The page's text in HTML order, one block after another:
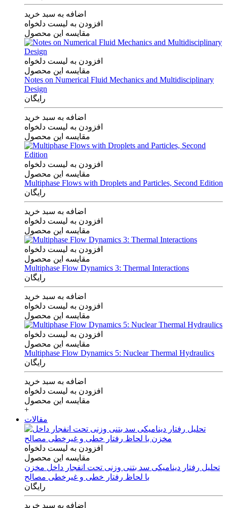
اضافه به سبد خرید
افزودن به لیست دلخواه
مقایسه این محصول
افزودن به لیست دلخواه
مقایسه این محصول
Notes on Numerical Fluid Mechanics and Multidisciplinary
Design
رایگان
اضافه به سبد خرید
افزودن به لیست دلخواه
مقایسه این محصول
افزودن به لیست دلخواه
مقایسه این محصول
Multiphase Flows with Droplets and Particles, Second Edition
رایگان
اضافه به سبد خرید
افزودن به لیست دلخواه
مقایسه این محصول
افزودن به لیست دلخواه
مقایسه این محصول
Multiphase Flow Dynamics 3: Thermal Interactions
رایگان
اضافه به سبد خرید
افزودن به لیست دلخواه
مقایسه این محصول
افزودن به لیست دلخواه
مقایسه این محصول
Multiphase Flow Dynamics 5: Nuclear Thermal Hydraulics
رایگان
اضافه به سبد خرید
افزودن به لیست دلخواه
مقایسه این محصول
+
مقالات
افزودن به لیست دلخواه
مقایسه این محصول
تحلیل رفتار دینامیکی سد بتنی وزنی تحت انفجار داخل مخزن
با لحاظ رفتار خطی و غیرخطی مصالح
رایگان
اضافه به سبد خرید